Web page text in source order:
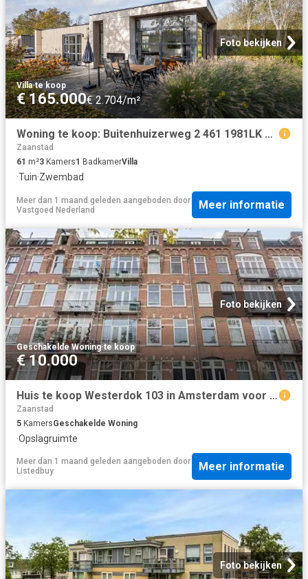
Foto bekijken
Villa·te koop
€ 165.000€ 2.704/m²
Woning te koop: Buitenhuizerweg 2 461 1981LK Velsen Zuid Vastgoed Nederland
Zaanstad
61 m²3 Kamers1 BadkamerVilla
·Tuin·Zwembad
Meer dan 1 maand geleden aangeboden door
Vastgoed Nederland
Meer informatie
Foto bekijken
Geschakelde Woning·te koop
€ 10.000
Huis te koop Westerdok 103 in Amsterdam voor € 839.000
Zaanstad
5 KamersGeschakelde Woning
·Opslagruimte
Meer dan 1 maand geleden aangeboden door
Listedbuy
Meer informatie
Foto bekijken